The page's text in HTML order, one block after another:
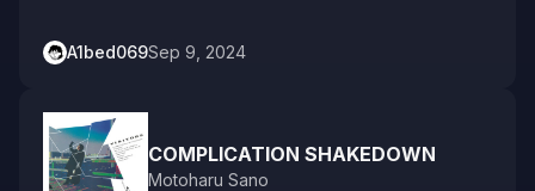
A1bed069Sep 9, 2024
COMPLICATION SHAKEDOWN
Motoharu Sano